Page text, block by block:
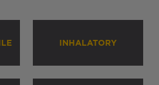
INHALATORY